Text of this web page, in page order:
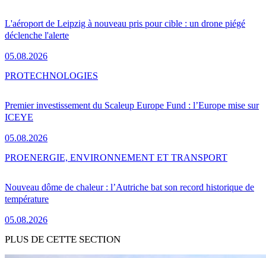
L'aéroport de Leipzig à nouveau pris pour cible : un drone piégé
déclenche l'alerte
05.08.2026
Premier investissement du Scaleup Europe Fund : l’Europe mise sur
ICEYE
05.08.2026
PROTECHNOLOGIES
Nouveau dôme de chaleur : l’Autriche bat son record historique de
température
05.08.2026
PROENERGIE, ENVIRONNEMENT ET TRANSPORT
PLUS DE CETTE SECTION